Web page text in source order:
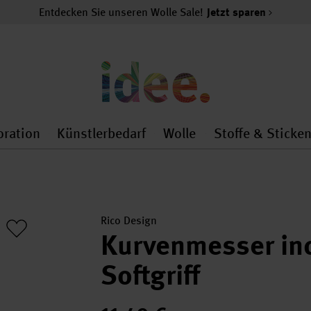
Entdecken Sie unseren Wolle Sale! Jetzt sparen
general.openMenu
Dekoration general.openMenu
Künstlerbedarf
Künstlerbedarf
Wolle
Wolle
Stoffe & Sticken
Rico Design
Kurvenmesser
Softgriff